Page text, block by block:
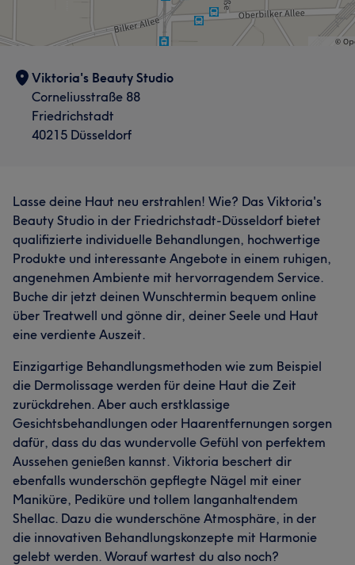
Viktoria's Beauty Studio
Corneliusstraße 88
Friedrichstadt
40215 Düsseldorf
Lasse deine Haut neu erstrahlen! Wie? Das Viktoria's
Beauty Studio in der Friedrichstadt-Düsseldorf bietet
qualifizierte individuelle Behandlungen, hochwertige
Produkte und interessante Angebote in einem ruhigen,
angenehmen Ambiente mit hervorragendem Service.
Buche dir jetzt deinen Wunschtermin bequem online
über Treatwell und gönne dir, deiner Seele und Haut
eine verdiente Auszeit.
Einzigartige Behandlungsmethoden wie zum Beispiel
die Dermolissage werden für deine Haut die Zeit
zurückdrehen. Aber auch erstklassige
Gesichtsbehandlungen oder Haarentfernungen sorgen
dafür, dass du das wundervolle Gefühl von perfektem
Aussehen genießen kannst. Viktoria beschert dir
ebenfalls wunderschön gepflegte Nägel mit einer
Maniküre, Pediküre und tollem langanhaltendem
Shellac. Dazu die wunderschöne Atmosphäre, in der
die innovativen Behandlungskonzepte mit Harmonie
gelebt werden. Worauf wartest du also noch?